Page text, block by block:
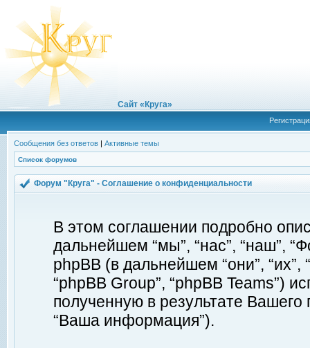
Сайт «Круга»
Сообщения без ответов | Активные темы
Список форумов
Форум "Круга" - Соглашение о конфиденциальности
В этом соглашении подробно
дальнейшем “мы”, “нас”, “наш”,
phpBB (в дальнейшем “они”, “их”,
“phpBB Group”, “phpBB Teams”)
полученную в результате
“Ваша информация”).